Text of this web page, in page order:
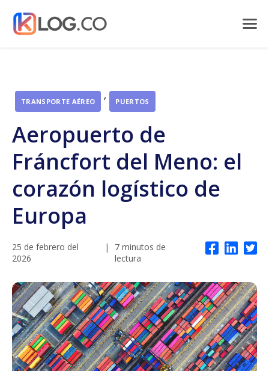
TRANSPORTE AÉREO , PUERTOS
Aeropuerto de
Fráncfort del Meno: el
corazón logístico de
Europa
25 de febrero del
2026
|
7 minutos de
lectura